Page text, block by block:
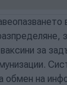
за
обмен на